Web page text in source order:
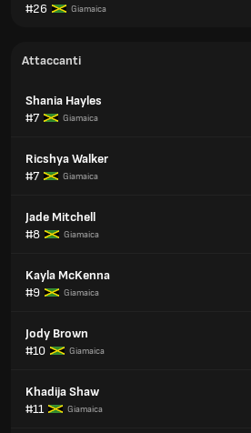
#26
Giamaica
Attaccanti
Shania Hayles
#7
Giamaica
Ricshya Walker
#7
Giamaica
Jade Mitchell
#8
Giamaica
Kayla McKenna
#9
Giamaica
Jody Brown
#10
Giamaica
Khadija Shaw
#11
Giamaica